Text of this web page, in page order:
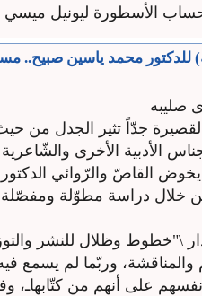
حساب الأسطورة ليونيل
للدكتور محمد ياسين صبيح..
صليبه
جدّاً تثير الجدل من
الأدبية الأخرى
يخوض القاصّ والرّوائي
من خلال دراسة مطوّلة
في عام 2022 عن دار \"خطوط وظلال
وربّما لم يسمع
على أنهم من كتّابهاـ،